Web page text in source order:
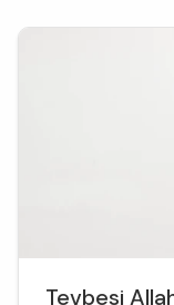
Tevbesi